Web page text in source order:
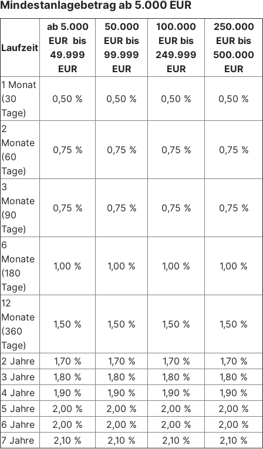
Mindestanlagebetrag ab 5.000 EUR
Laufzeit
ab 5.000
EUR bis
49.999
EUR
50.000
EUR bis
99.999
EUR
100.000
EUR bis
249.999
EUR
250.000
EUR bis
500.000
EUR
1 Monat
(30
Tage)
0,50 % 0,50 % 0,50 % 0,50 %
2
Monate
(60
Tage)
0,75 % 0,75 % 0,75 % 0,75 %
3
Monate
(90
Tage)
0,75 % 0,75 % 0,75 % 0,75 %
6
Monate
(180
Tage)
1,00 % 1,00 % 1,00 % 1,00 %
12
Monate
(360
Tage)
1,50 % 1,50 % 1,50 % 1,50 %
2 Jahre 1,70 % 1,70 % 1,70 %
1,70 %
3 Jahre
1,80 % 1,80 % 1,80 %
1,80 %
4 Jahre
1,90 % 1,90 % 1,90 %
1,90 %
5 Jahre
2,00 % 2,00 % 2,00 %
2,00 %
6 Jahre
2,00 % 2,00 % 2,00 %
2,00 %
7 Jahre
2,10 % 2,10 % 2,10 % 2,10 %